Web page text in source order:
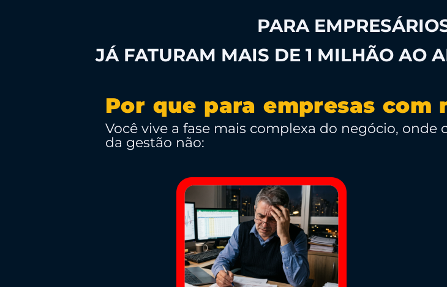
PARA
JÁ FATURAM MAIS DE 1 MILHÃO AO
Por que para empresas com
Você vive a fase mais complexa do negócio,
da gestão não: